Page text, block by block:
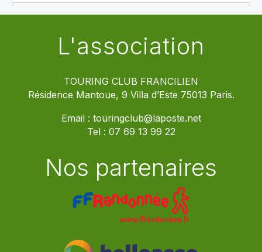
L'association
TOURING CLUB FRANCILIEN
Résidence Mantoue, 9 Villa d’Este 75013 Paris.
Email : touringclub@laposte.net
Tel : 07 69 13 99 22
Nos partenaires